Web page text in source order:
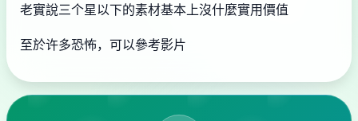
老實說三个星以下的素材基本上沒什麼實用價值
至於许多恐怖，可以參考影片